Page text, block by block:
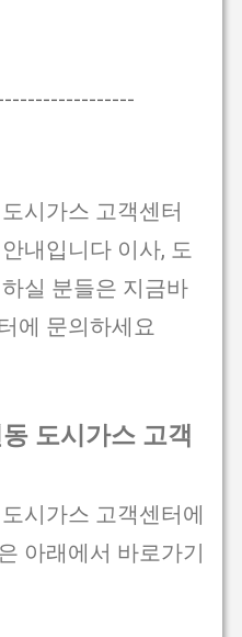
시가스 고객센터
내입니다 이사, 도
실 분들은 지금바
에 문의하세요
도시가스 고객
시가스 고객센터에
아래에서 바로가기